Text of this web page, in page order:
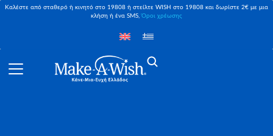
Καλέστε από σταθερό ή κινητό στο 19808 ή στείλτε WISH στο 19808 και δωρίστε 2€ με μια
κλήση ή ένα SMS,Όροι χρέωσης